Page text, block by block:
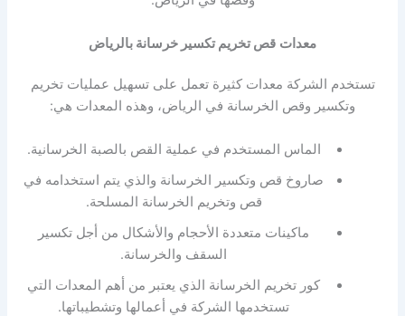
معدات قص تخريم تكسير خرسانة بالرياض
تستخدم الشركة معدات كثيرة تعمل على تسهيل عمليات تخريم
وتكسير وقص الخرسانة في الرياض، وهذه المعدات هي:
الماس المستخدم في عملية القص بالصبة الخرسانية.
صاروخ قص وتكسير الخرسانة والذي يتم استخدامه في
قص وتخريم الخرسانة المسلحة.
ماكينات متعددة الأحجام والأشكال من أجل تكسير
السقف والخرسانة.
كور تخريم الخرسانة الذي يعتبر من أهم المعدات التي
تستخدمها الشركة في أعمالها وتشطيباتها.